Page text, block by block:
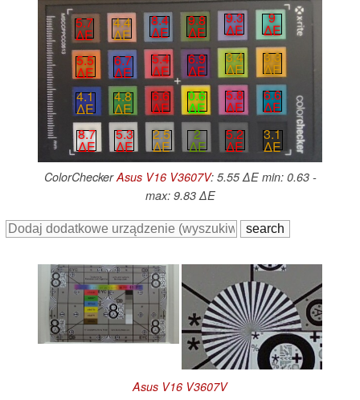
5.7
∆E
4.4
∆E
8.4
∆E
9.8
∆E
9.3
∆E
9
∆E
5.5
∆E
6.7
∆E
5.4
∆E
6.9
∆E
3.4
∆E
3.3
∆E
4.1
∆E
4.8
∆E
6.6
∆E
0.6
∆E
5.8
∆E
6.6
∆E
8.7
∆E
5.3
∆E
2.5
∆E
2
∆E
5.2
∆E
3.1
∆E
ColorCheckerAsus V16 V3607V: 5.55 ∆E min: 0.63 -
max: 9.83 ∆E
Asus V16 V3607V